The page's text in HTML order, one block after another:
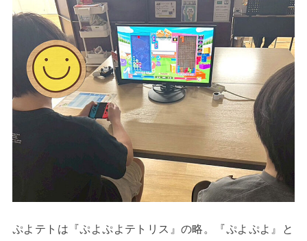
ぷよテトは『ぷよぷよテトリス』の略。『ぷよぷよ』と